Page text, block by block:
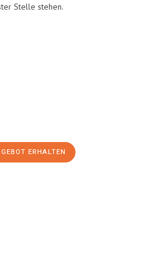
Stelle stehen.
ERHALTEN